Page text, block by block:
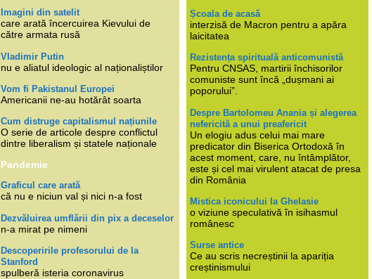
Imagini din satelit
care arată încercuirea Kievului de
către armata rusă
Vladimir Putin
nu e aliatul ideologic al naționaliștilor
Vom fi Pakistanul Europei
Americanii ne-au hotărât soarta
Cum distruge capitalismul națiunile
O serie de articole despre conflictul
dintre liberalism și statele naționale
Pandemie
Graficul care arată
că nu e niciun val și nici n-a fost
Dezvăluirea umflării din pix a deceselor
n-a mirat pe nimeni
Descoperirile profesorului de la
Stanford
spulberă isteria coronavirus
Școala de acasă
interzisă de Macron pentru a apăra
laicitatea
Rezistența spirituală anticomunistă
Pentru CNSAS, martirii închisorilor
comuniste sunt încă „dușmani ai
poporului”.
Despre Bartolomeu Anania și alegerea
nefericită a unui preafericit
Un elogiu adus celui mai mare
predicator din Biserica Ortodoxă în
acest moment, care, nu întâmplător,
este și cel mai virulent atacat de presa
din România
Mistica iconicului la Ghelasie
o viziune speculativă în isihasmul
românesc
Surse antice
Ce au scris necreștinii la apariția
creștinismului